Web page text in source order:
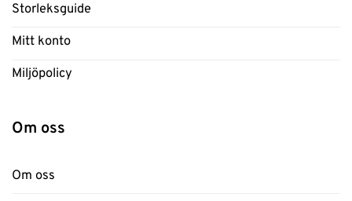
Storleksguide
Mitt konto
Miljöpolicy
Om oss
Om oss